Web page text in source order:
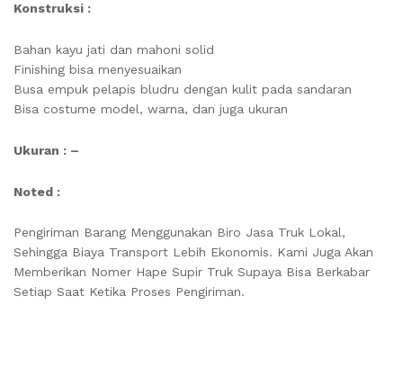
Konstruksi :
Bahan kayu jati dan mahoni solid
Finishing bisa menyesuaikan
Busa empuk pelapis bludru dengan kulit pada sandaran
Bisa costume model, warna, dan juga ukuran
Ukuran : –
Noted :
Pengiriman Barang Menggunakan Biro Jasa Truk Lokal,
Sehingga Biaya Transport Lebih Ekonomis. Kami Juga Akan
Memberikan Nomer Hape Supir Truk Supaya Bisa Berkabar
Setiap Saat Ketika Proses Pengiriman.